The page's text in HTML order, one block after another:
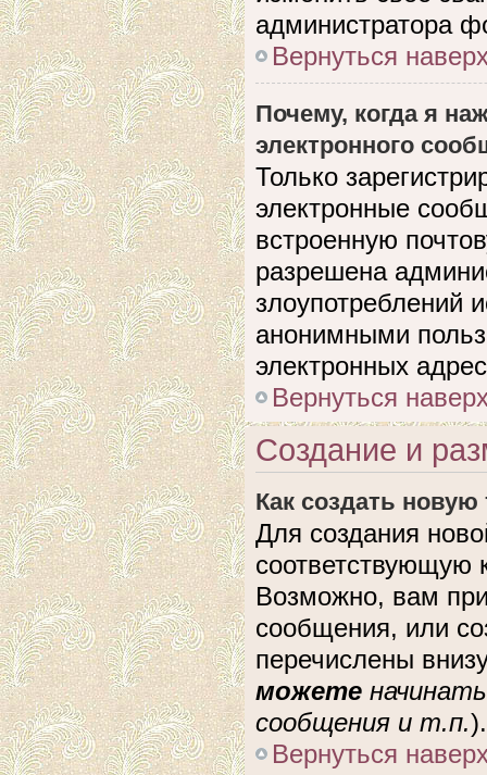
администратора
Вернуться
Почему, когда я
электронного
Только
электронные
встроенную
разрешена
злоупотреблений
анонимными
электронных
Вернуться
Создание и
Как создать новую
Для создания
соответствующую
Возможно, вам
сообщения, или
перечислены
можете
сообщения и т.п.).
Вернуться